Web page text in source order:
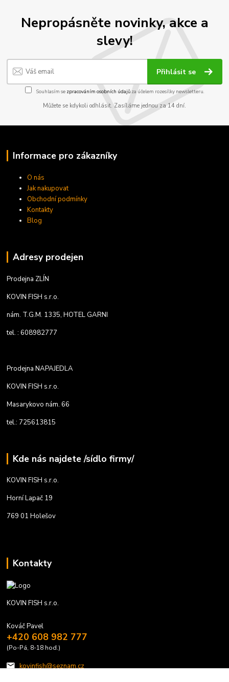
Nepropásněte novinky, akce a
slevy!
Přihlásit se
Souhlasím se zpracováním osobních údajůza účelem rozesílky newsletteru.
Můžete se kdykoli odhlásit. Zasíláme jednou za 14 dní.
Informace pro zákazníky
O nás
Jak nakupovat
Obchodní podmínky
Kontakty
Blog
Adresy prodejen
Prodejna ZLÍN
KOVIN FISH s.r.o.
nám. T.G.M. 1335, HOTEL GARNI
tel. : 608982777
Prodejna NAPAJEDLA
KOVIN FISH s.r.o.
Masarykovo nám. 66
tel.: 725613815
Kde nás najdete /sídlo firmy/
KOVIN FISH s.r.o.
Horní Lapač 19
769 01 Holešov
Kontakty
KOVIN FISH s.r.o.
Kováč Pavel
+420 608 982 777
(Po-Pá, 8-18 hod.)
kovinfish@seznam.cz